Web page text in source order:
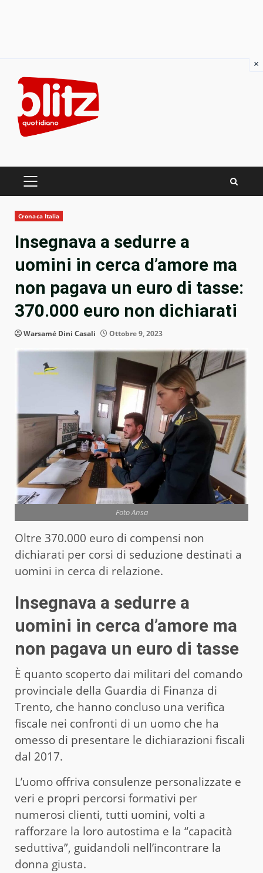
content
PRIMARY
Cronaca Italia
Insegnava a sedurre a
uomini in cerca d’amore ma
non pagava un euro di tasse:
370.000 euro non dichiarati
Warsamé Dini Casali Ottobre 9, 2023
Foto Ansa
Oltre 370.000 euro di compensi non
dichiarati per corsi di seduzione destinati a
uomini in cerca di relazione.
Insegnava a sedurre a
uomini in cerca d’amore ma
non pagava un euro di tasse
È quanto scoperto dai militari del comando
provinciale della Guardia di Finanza di
Trento, che hanno concluso una verifica
fiscale nei confronti di un uomo che ha
omesso di presentare le dichiarazioni fiscali
dal 2017.
L’uomo offriva consulenze personalizzate e
veri e propri percorsi formativi per
numerosi clienti, tutti uomini, volti a
rafforzare la loro autostima e la “capacità
seduttiva”, guidandoli nell’incontrare la
donna giusta.
×